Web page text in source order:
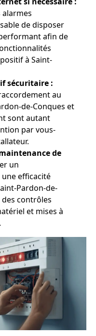
alarmes
de disposer
afin de
à Saint-
sécuritaire :
au
de-Conques et
sont autant
par vous-
de
un
efficacité
Pardon-de-
contrôles
et mises à